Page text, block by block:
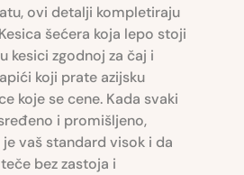
ovi detalji kompletiraju
šećera koja lepo stoji
kesici zgodnoj za čaj i
koji prate azijsku
koje se cene. Kada svaki
i promišljeno,
vaš standard visok i da
bez zastoja i